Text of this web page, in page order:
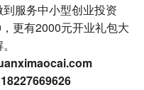
服务中小型创业投资
，更有2000元开业礼包大